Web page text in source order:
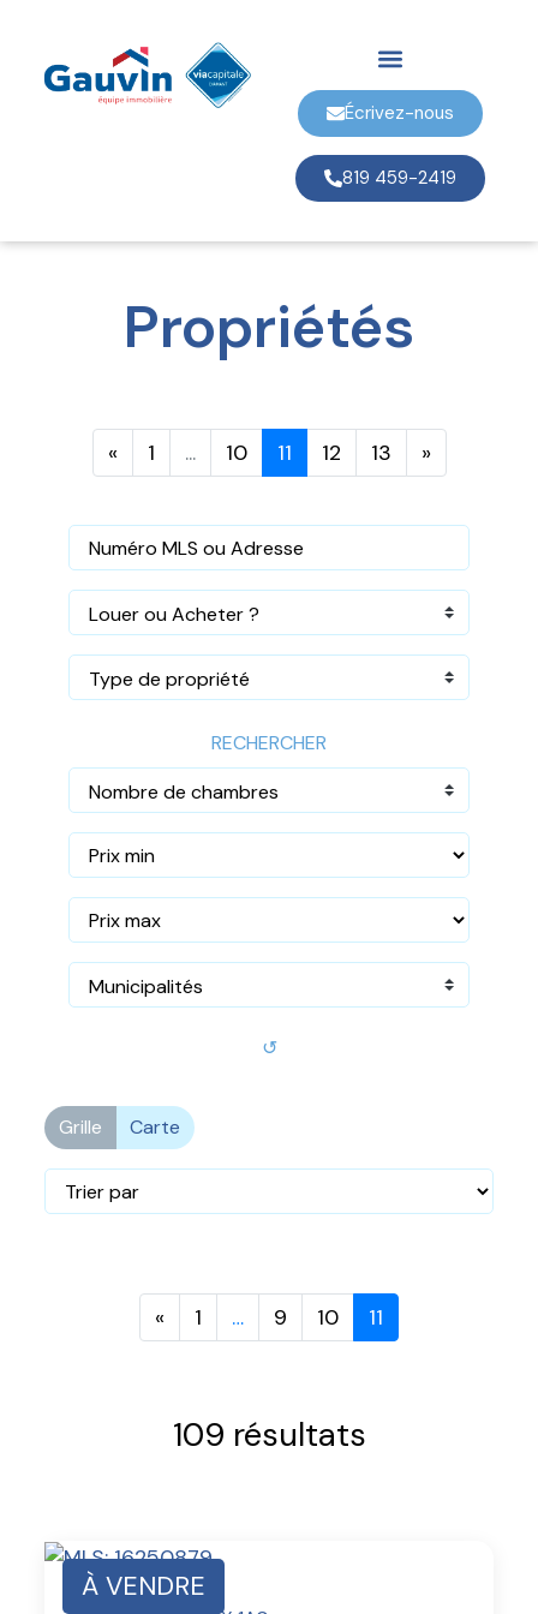
Écrivez-nous
819 459-2419
Propriétés
« 1 ... 10 11 12 13 »
Louer ou Acheter ?
Type de propriété
RECHERCHER
Nombre de chambres
Municipalités
↺
Grille Carte
« 1 … 9 10 11
109 résultats
À VENDRE